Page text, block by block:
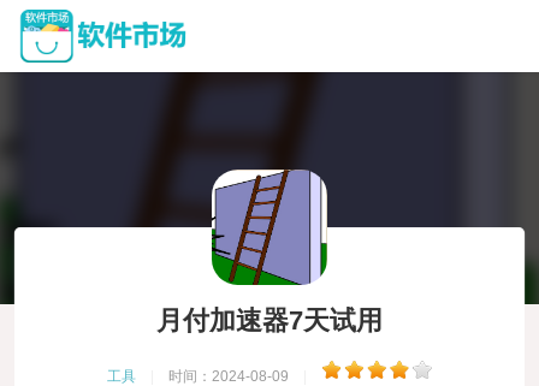
月付加速器7天试用
工具 时间：2024-08-09